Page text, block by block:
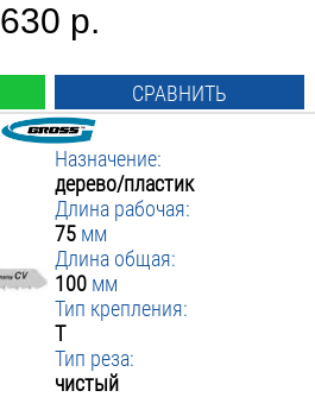
630 р.
СРАВНИТЬ
Назначение:
дерево/пластик
Длина рабочая:
75 мм
Длина общая:
100 мм
Тип крепления:
T
Тип реза:
чистый